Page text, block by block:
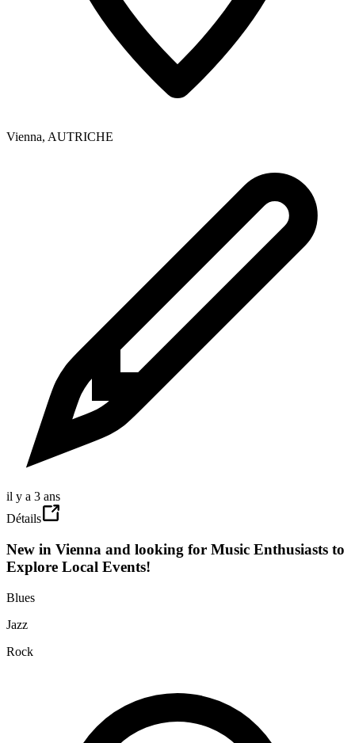
Vienna, AUTRICHE
il y a 3 ans
Détails
New in Vienna and looking for Music Enthusiasts to
Explore Local Events!
Blues
Jazz
Rock